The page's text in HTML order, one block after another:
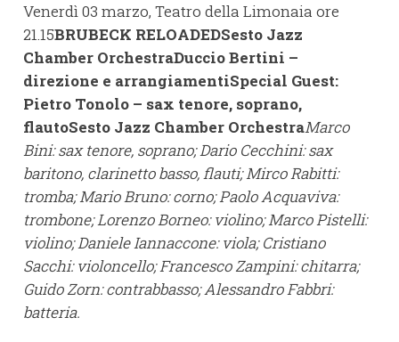
Venerdì 03 marzo, Teatro della Limonaia ore
21.15BRUBECK RELOADEDSesto Jazz
Chamber OrchestraDuccio Bertini –
direzione e arrangiamentiSpecial Guest:
Pietro Tonolo – sax tenore, soprano,
flautoSesto Jazz Chamber OrchestraMarco
Bini: sax tenore, soprano; Dario Cecchini: sax
baritono, clarinetto basso, flauti; Mirco Rabitti:
tromba; Mario Bruno: corno; Paolo Acquaviva:
trombone; Lorenzo Borneo: violino; Marco Pistelli:
violino; Daniele Iannaccone: viola; Cristiano
Sacchi: violoncello; Francesco Zampini: chitarra;
Guido Zorn: contrabbasso; Alessandro Fabbri:
batteria.